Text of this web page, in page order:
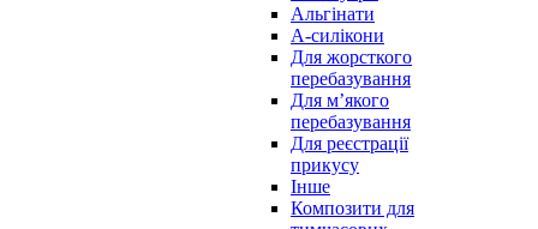
Альгінати
А-силікони
Для жорсткого
перебазування
Для м’якого
перебазування
Для реєстрації
прикусу
Інше
Композити для